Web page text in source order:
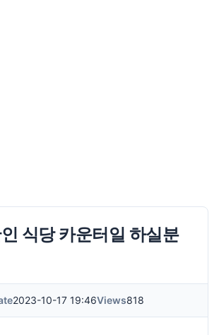
식당 카운터일 하실분
2023-10-17 19:46Views818